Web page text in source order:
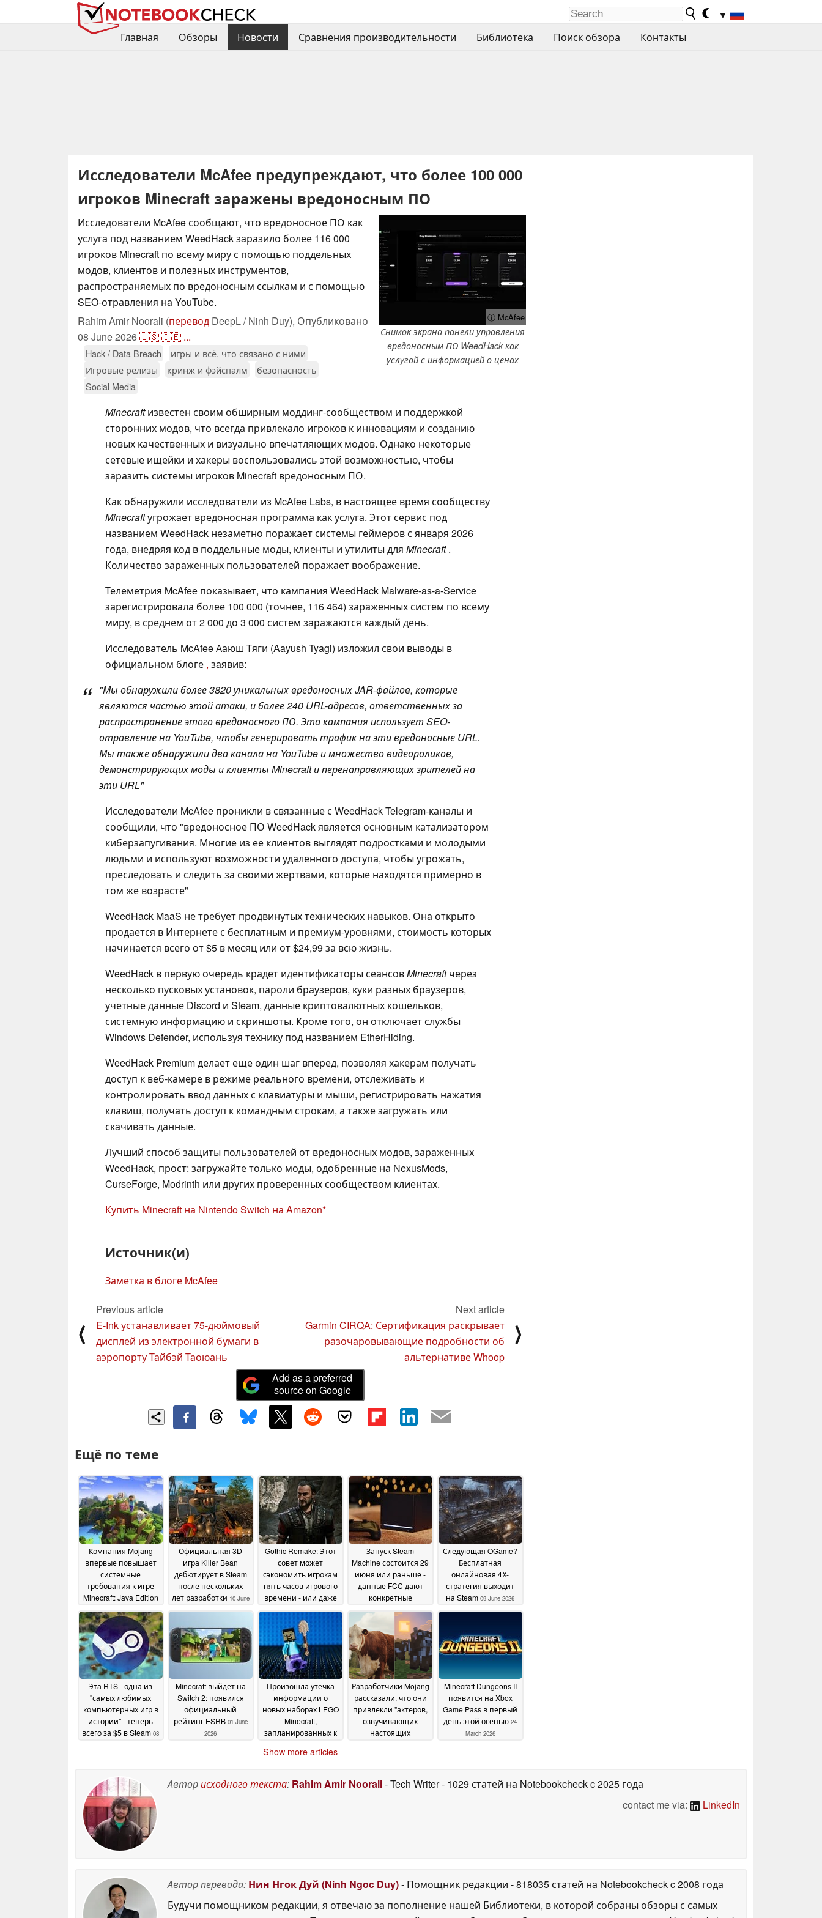
▼
Главная
Обзоры Новости Сравнения производительности Библиотека Поиск обзора Контакты
Исследователи McAfee предупреждают, что более 100 000
игроков Minecraft заражены вредоносным ПО
ⓘ McAfee
Снимок экрана панели управления
вредоносным ПО WeedHack как
услугой с информацией о ценах
Исследователи McAfee сообщают, что вредоносное ПО как
услуга под названием WeedHack заразило более 116 000
игроков Minecraft по всему миру с помощью поддельных
модов, клиентов и полезных инструментов,
распространяемых по вредоносным ссылкам и с помощью
SEO-отравления на YouTube.
Rahim Amir Noorali (перевод DeepL / Ninh Duy), Опубликовано
08 June 2026🇺🇸🇩🇪 ...
Hack / Data Breach
игры и всё, что связано с ними
Игровые релизы
кринж и фэйспалм
безопасность
Social Media
Minecraftизвестен своим обширным моддинг-сообществом и поддержкой
сторонних модов, что всегда привлекало игроков к инновациям и созданию
новых качественных и визуально впечатляющих модов. Однако некоторые
сетевые ищейки и хакеры воспользовались этой возможностью, чтобы
заразить системы игроков Minecraft вредоносным ПО.
Как обнаружили исследователи из McAfee Labs, в настоящее время сообществу
Minecraftугрожает вредоносная программа как услуга. Этот сервис под
названием WeedHack незаметно поражает системы геймеров с января 2026
года, внедряя код в поддельные моды, клиенты и утилиты для Minecraft.
Количество зараженных пользователей поражает воображение.
Телеметрия McAfee показывает, что кампания WeedHack Malware-as-a-Service
зарегистрировала более 100 000 (точнее, 116 464) зараженных систем по всему
миру, в среднем от 2 000 до 3 000 систем заражаются каждый день.
Исследователь McAfee Ааюш Тяги (Aayush Tyagi) изложил свои выводы в
официальном блоге , заявив:
"Мы обнаружили более 3820 уникальных вредоносных JAR-файлов, которые
являются частью этой атаки, и более 240 URL-адресов, ответственных за
распространение этого вредоносного ПО. Эта кампания использует SEO-
отравление на YouTube, чтобы генерировать трафик на эти вредоносные URL.
Мы также обнаружили два канала на YouTube и множество видеороликов,
демонстрирующих моды и клиенты Minecraftи перенаправляющих зрителей на
эти URL"
Исследователи McAfee проникли в связанные с WeedHack Telegram-каналы и
сообщили, что "вредоносное ПО WeedHack является основным катализатором
киберзапугивания. Многие из ее клиентов выглядят подростками и молодыми
людьми и используют возможности удаленного доступа, чтобы угрожать,
преследовать и следить за своими жертвами, которые находятся примерно в
том же возрасте"
WeedHack MaaS не требует продвинутых технических навыков. Она открыто
продается в Интернете с бесплатным и премиум-уровнями, стоимость которых
начинается всего от $5 в месяц или от $24,99 за всю жизнь.
WeedHack в первую очередь крадет идентификаторы сеансовMinecraftчерез
несколько пусковых установок, пароли браузеров, куки разных браузеров,
учетные данные Discord и Steam, данные криптовалютных кошельков,
системную информацию и скриншоты. Кроме того, он отключает службы
Windows Defender, используя технику под названием EtherHiding.
WeedHack Premium делает еще один шаг вперед, позволяя хакерам получать
доступ к веб-камере в режиме реального времени, отслеживать и
контролировать ввод данных с клавиатуры и мыши, регистрировать нажатия
клавиш, получать доступ к командным строкам, а также загружать или
скачивать данные.
Лучший способ защиты пользователей от вредоносных модов, зараженных
WeedHack, прост: загружайте только моды, одобренные на NexusMods,
CurseForge, Modrinth или других проверенных сообществом клиентах.
Купить Minecraft на Nintendo Switch на Amazon
Источник(и)
Заметка в блоге McAfee
⟨
Previous article
E-Ink устанавливает 75-дюймовый
дисплей из электронной бумаги в
аэропорту Тайбэй Таоюань
Next article
Garmin CIRQA: Сертификация раскрывает
разочаровывающие подробности об
альтернативе Whoop
⟩
Add as a preferred
source on Google
Ещё по теме
Компания Mojang
впервые повышает
системные
требования к игре
Minecraft: Java Edition
27 July 2026
Официальная 3D
игра Killer Bean
дебютирует в Steam
после нескольких
лет разработки 10 June
2026
Gothic Remake: Этот
совет может
сэкономить игрокам
пять часов игрового
времени - или даже
09 June 2026
Запуск Steam
Machine состоится 29
июня или раньше -
данные FCC дают
конкретные
09 June 2026
Следующая OGame?
Бесплатная
онлайновая 4X-
стратегия выходит
на Steam 09 June 2026
Эта RTS - одна из
"самых любимых
компьютерных игр в
истории" - теперь
всего за $5 в Steam 08
Minecraft выйдет на
Switch 2: появился
официальный
рейтинг ESRB 01 June
2026
Произошла утечка
информации о
новых наборах LEGO
Minecraft,
запланированных к
12 April 2026
Разработчики Mojang
рассказали, что они
привлекли "актеров,
озвучивающих
настоящих
Takeover" в Minecraft
Minecraft Dungeons II
появится на Xbox
Game Pass в первый
день этой осенью 24
March 2026
Show more articles
Авторисходного текста: Rahim Amir Noorali- Tech Writer- 1029 статей на Notebookcheckc 2025 года
contact me via:
LinkedIn
Автор перевода: Нин Нгок Дуй (Ninh Ngoc Duy)- Помощник редакции - 818035 статей на Notebookcheckc 2008 года
Будучи помощником редакции, я отвечаю за пополнение нашей Библиотеки, в которой собраны обзоры с самых